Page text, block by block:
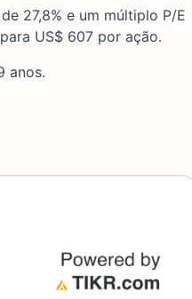
27,8% e um múltiplo P/E
US$ 607 por ação.
anos.